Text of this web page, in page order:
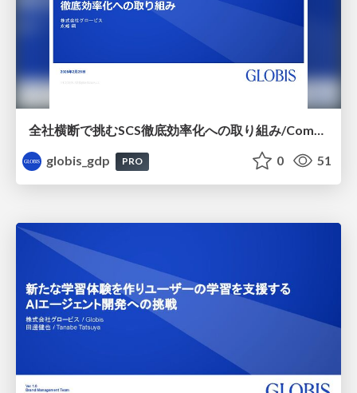
全社横断で挑むSCS徹底効率化への取り組み/Company-wide Efforts to Achieve Thorough SCS Efficiency
globis_gdp
PRO 0 51